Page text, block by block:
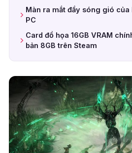
Màn ra mắt đầy sóng gió
PC
Card đồ họa 16GB VRAM
bản 8GB trên Steam